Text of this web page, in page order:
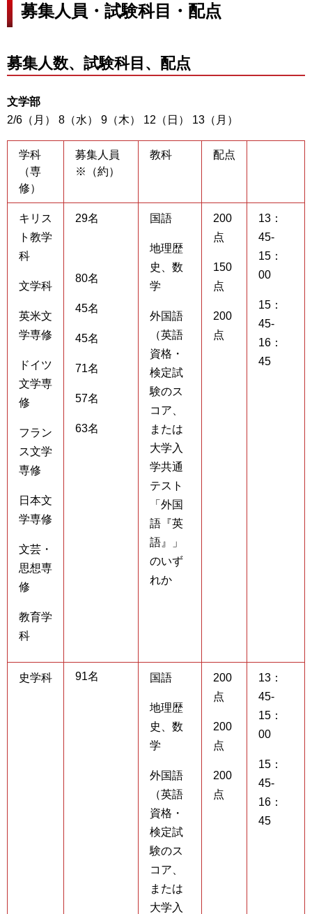
募集人員・試験科目・配点
募集人数、試験科目、配点
文学部
2/6（月） 8（水） 9（木） 12（日） 13（月）
学科
（専
修）
募集人員
※（約）
教科 配点
キリス
ト教学
科
文学科
英米文
学専修
ドイツ
文学専
修
フラン
ス文学
専修
日本文
学専修
文芸・
思想専
修
教育学
科
29名
80名
45名
45名
71名
57名
63名
国語
地理歴
史、数
学
外国語
（英語
資格・
検定試
験のス
コア、
または
大学入
学共通
テスト
「外国
語『英
語』」
のいず
れか
200
点
150
点
200
点
13：
45-
15：
00
15：
45-
16：
45
史学科 91名 国語
地理歴
史、数
学
外国語
（英語
資格・
検定試
験のス
コア、
または
大学入
200
点
200
点
200
点
13：
45-
15：
00
15：
45-
16：
45